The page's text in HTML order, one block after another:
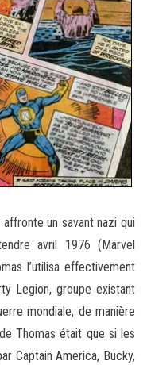
un savant nazi qui
avril 1976 (Marvel
l’utilisa effectivement
Legion, groupe existant
mondiale, de manière
Thomas était que si les
Captain America, Bucky,